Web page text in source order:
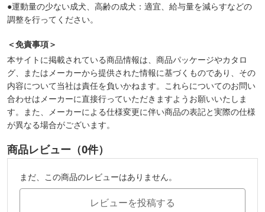
●運動量の少ない成犬、高齢の成犬：適宜、給与量を減らすなどの
調整を行ってください。
＜免責事項＞
本サイトに掲載されている商品情報は、商品パッケージやカタロ
グ、またはメーカーから提供された情報に基づくものであり、その
内容について当社は責任を負いかねます。これらについてのお問い
合わせはメーカーに直接行っていただきますようお願いいたしま
す。また、メーカーによる仕様変更に伴い商品の表記と実際の仕様
が異なる場合がございます。
商品レビュー（0件）
まだ、この商品のレビューはありません。
レビューを投稿する